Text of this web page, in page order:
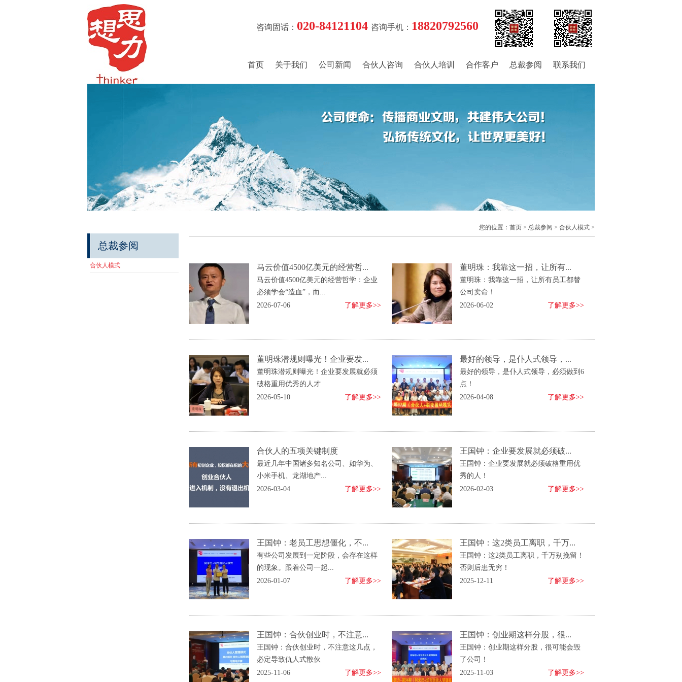
咨询固话： 020-84121104 咨询手机： 18820792560
首页 关于我们 公司新闻 合伙人咨询 合伙人培训 合作客户 总裁参阅 联系我们
总裁参阅
合伙人模式
您的位置： 首页 > 总裁参阅 > 合伙人模式 >
马云价值4500亿美元的经营哲...
马云价值4500亿美元的经营哲学：企业
必须学会“造血”，而...
了解更多>>
2026-07-06
董明珠：我靠这一招，让所有...
董明珠：我靠这一招，让所有员工都替
公司卖命！
了解更多>>
2026-06-02
董明珠潜规则曝光！企业要发...
董明珠潜规则曝光！企业要发展就必须
破格重用优秀的人才
了解更多>>
2026-05-10
最好的领导，是仆人式领导，...
最好的领导，是仆人式领导，必须做到6
点！
了解更多>>
2026-04-08
合伙人的五项关键制度
最近几年中国诸多知名公司、如华为、
小米手机、龙湖地产...
了解更多>>
2026-03-04
王国钟：企业要发展就必须破...
王国钟：企业要发展就必须破格重用优
秀的人！
了解更多>>
2026-02-03
王国钟：老员工思想僵化，不...
有些公司发展到一定阶段，会存在这样
的现象。跟着公司一起...
了解更多>>
2026-01-07
王国钟：这2类员工离职，千万...
王国钟：这2类员工离职，千万别挽留！
否则后患无穷！
了解更多>>
2025-12-11
王国钟：合伙创业时，不注意...
王国钟：合伙创业时，不注意这几点，
必定导致仇人式散伙
了解更多>>
2025-11-06
王国钟：创业期这样分股，很...
王国钟：创业期这样分股，很可能会毁
了公司！
了解更多>>
2025-11-03